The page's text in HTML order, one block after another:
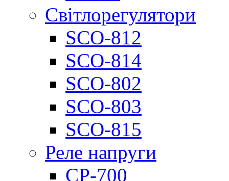
Світлорегулятори
SCO-812
SCO-814
SCO-802
SCO-803
SCO-815
Реле напруги
CP-700